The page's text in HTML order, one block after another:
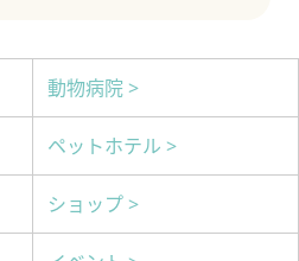
動物病院 >
ペットホテル >
ショップ >